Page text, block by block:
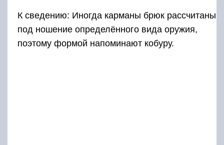
К сведению: Иногда карманы брюк рассчитаны
под ношение определённого вида оружия,
поэтому формой напоминают кобуру.